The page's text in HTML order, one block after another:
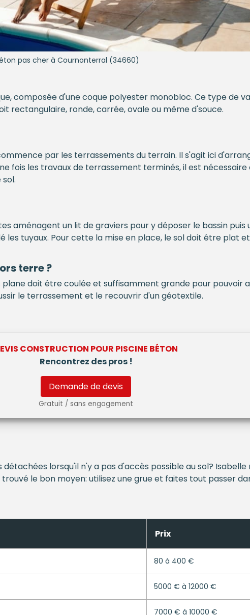
pas cher à Cournonterral (34660)
composée d'une coque polyester monobloc. Ce type de
rectangulaire, ronde, carrée, ovale ou même d'souce.
par les terrassements du terrain. Il s'agit ici
fois les travaux de terrassement terminés, il est nécessaire
aménagent un lit de graviers pour y déposer le bassin puis
les tuyaux. Pour cette la mise en place, le sol doit être plat
terre ?
doit être coulée et suffisamment grande pour pouvoir
le terrassement et le recouvrir d'un géotextile.
CONSTRUCTION POUR PISCINE BÉTON
Rencontrez des pros !
Demande de devis
Gratuit / sans engagement
détachées lorsqu'il n'y a pas d'accès possible au sol?
le bon moyen: utilisez une grue et faites tout passer
Prix
80 à 400 €
5000 € à 12000 €
7000 € à 10000 €